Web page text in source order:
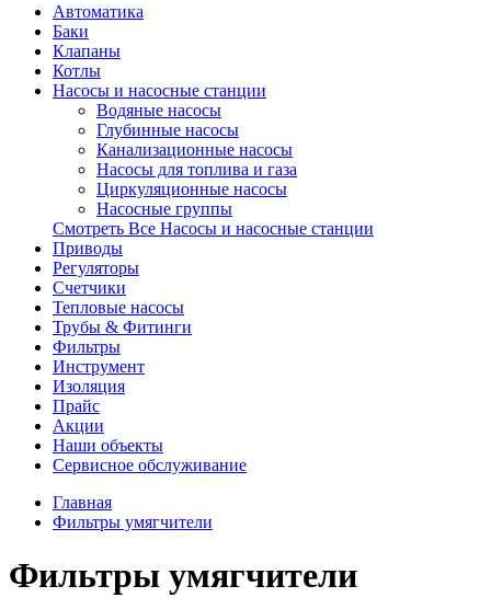
Автоматика
Баки
Клапаны
Котлы
Насосы и насосные станции
Водяные насосы
Глубинные насосы
Канализационные насосы
Насосы для топлива и газа
Циркуляционные насосы
Насосные группы
Смотреть Все Насосы и насосные станции
Приводы
Регуляторы
Счетчики
Тепловые насосы
Трубы & Фитинги
Фильтры
Инструмент
Изоляция
Прайс
Акции
Наши объекты
Сервисное обслуживание
Главная
Фильтры умягчители
Фильтры умягчители